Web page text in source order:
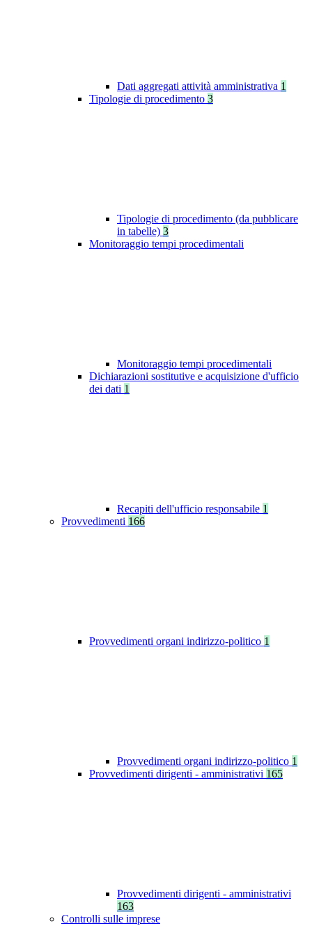
Dati aggregati attività amministrativa 1
Tipologie di procedimento 3
Tipologie di procedimento (da pubblicare
in tabelle) 3
Monitoraggio tempi procedimentali
Monitoraggio tempi procedimentali
Dichiarazioni sostitutive e acquisizione d'ufficio
dei dati 1
Recapiti dell'ufficio responsabile 1
Provvedimenti 166
Provvedimenti organi indirizzo-politico 1
Provvedimenti organi indirizzo-politico 1
Provvedimenti dirigenti - amministrativi 165
Provvedimenti dirigenti - amministrativi
163
Controlli sulle imprese